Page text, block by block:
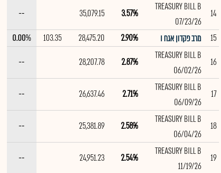
14
TREASURY BILL B
07/23/26
3.57%
35,079.15
--
15
מרב פקדון אגח ו 2.90%
28,475.20
103.35
0.00%
16
TREASURY BILL B
06/02/26
2.87%
28,207.78
--
17
TREASURY BILL B
06/09/26
2.71%
26,637.46
--
18
TREASURY BILL B
06/04/26
2.58%
25,381.89
--
19
TREASURY BILL B
11/19/26
2.54%
24,951.23
--